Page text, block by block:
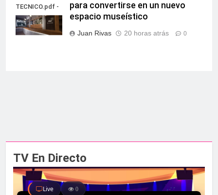
TV En Directo
TECNICO.pdf -
60
para convertirse en un nuevo
espacio museístico
Juan Rivas 20 horas atrás 0